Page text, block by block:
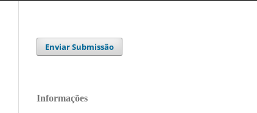
Enviar Submissão
Informações